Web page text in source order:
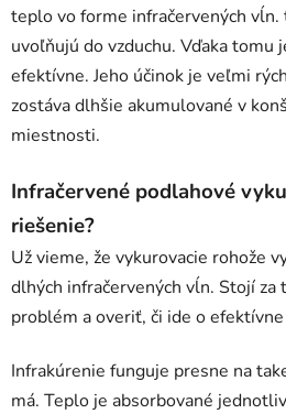
teplo vo forme infračervených
uvoľňujú do vzduchu. Vďaka tomu
efektívne. Jeho účinok je veľmi
zostáva dlhšie akumulované v
miestnosti.
Infračervené podlahové
riešenie?
Už vieme, že vykurovacie rohože
dlhých infračervených vĺn. Stojí
problém a overiť, či ide o
Infrakúrenie funguje presne na
má. Teplo je absorbované